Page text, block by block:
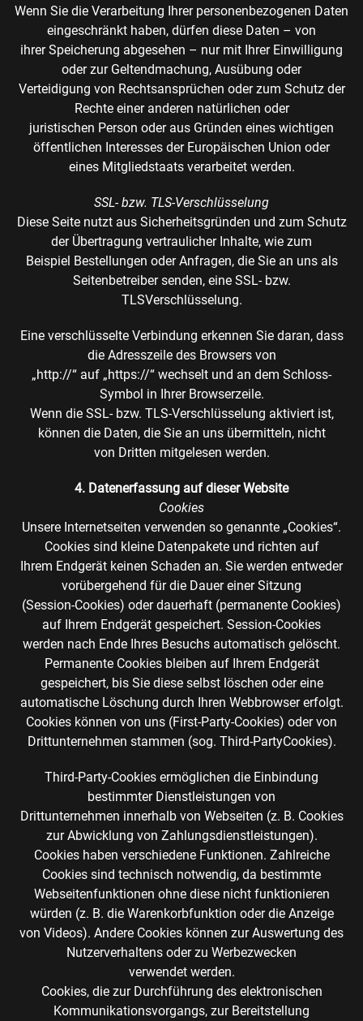
Wenn Sie die Verarbeitung Ihrer personenbezogenen Daten
eingeschränkt haben, dürfen diese Daten – von
ihrer Speicherung abgesehen – nur mit Ihrer Einwilligung
oder zur Geltendmachung, Ausübung oder
Verteidigung von Rechtsansprüchen oder zum Schutz der
Rechte einer anderen natürlichen oder
juristischen Person oder aus Gründen eines wichtigen
öffentlichen Interesses der Europäischen Union oder
eines Mitgliedstaats verarbeitet werden.
SSL- bzw. TLS-Verschlüsselung
Diese Seite nutzt aus Sicherheitsgründen und zum Schutz
der Übertragung vertraulicher Inhalte, wie zum
Beispiel Bestellungen oder Anfragen, die Sie an uns als
Seitenbetreiber senden, eine SSL- bzw.
TLSVerschlüsselung.
Eine verschlüsselte Verbindung erkennen Sie daran, dass
die Adresszeile des Browsers von
„http://“ auf „https://“ wechselt und an dem Schloss-
Symbol in Ihrer Browserzeile.
Wenn die SSL- bzw. TLS-Verschlüsselung aktiviert ist,
können die Daten, die Sie an uns übermitteln, nicht
von Dritten mitgelesen werden.
4. Datenerfassung auf dieser Website
Cookies
Unsere Internetseiten verwenden so genannte „Cookies“.
Cookies sind kleine Datenpakete und richten auf
Ihrem Endgerät keinen Schaden an. Sie werden entweder
vorübergehend für die Dauer einer Sitzung
(Session-Cookies) oder dauerhaft (permanente Cookies)
auf Ihrem Endgerät gespeichert. Session-Cookies
werden nach Ende Ihres Besuchs automatisch gelöscht.
Permanente Cookies bleiben auf Ihrem Endgerät
gespeichert, bis Sie diese selbst löschen oder eine
automatische Löschung durch Ihren Webbrowser erfolgt.
Cookies können von uns (First-Party-Cookies) oder von
Drittunternehmen stammen (sog. Third-PartyCookies).
Third-Party-Cookies ermöglichen die Einbindung
bestimmter Dienstleistungen von
Drittunternehmen innerhalb von Webseiten (z. B. Cookies
zur Abwicklung von Zahlungsdienstleistungen).
Cookies haben verschiedene Funktionen. Zahlreiche
Cookies sind technisch notwendig, da bestimmte
Webseitenfunktionen ohne diese nicht funktionieren
würden (z. B. die Warenkorbfunktion oder die Anzeige
von Videos). Andere Cookies können zur Auswertung des
Nutzerverhaltens oder zu Werbezwecken
verwendet werden.
Cookies, die zur Durchführung des elektronischen
Kommunikationsvorgangs, zur Bereitstellung